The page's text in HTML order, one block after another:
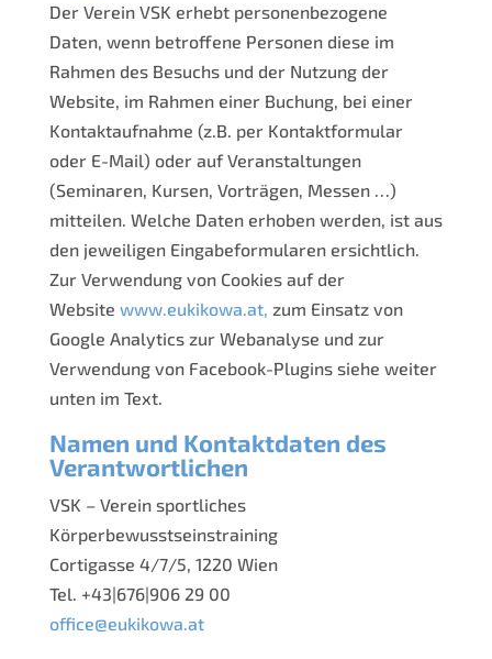
Der Verein VSK erhebt personenbezogene
Daten, wenn betroffene Personen diese im
Rahmen des Besuchs und der Nutzung der
Website, im Rahmen einer Buchung, bei einer
Kontaktaufnahme (z.B. per Kontaktformular
oder E-Mail) oder auf Veranstaltungen
(Seminaren, Kursen, Vorträgen, Messen …)
mitteilen. Welche Daten erhoben werden, ist aus
den jeweiligen Eingabeformularen ersichtlich.
Zur Verwendung von Cookies auf der
Website www.eukikowa.at, zum Einsatz von
Google Analytics zur Webanalyse und zur
Verwendung von Facebook-Plugins siehe weiter
unten im Text.
Namen und Kontaktdaten des
Verantwortlichen
VSK – Verein sportliches
Körperbewusstseinstraining
Cortigasse 4/7/5, 1220 Wien
Tel. +43|676|906 29 00
office@eukikowa.at